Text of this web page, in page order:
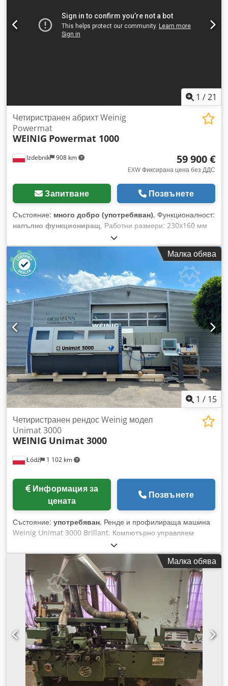
1 /21
Izdebnik 908 km
Четиристранен абрихт Weinig
Powermat
WEINIG Powermat 1000
59 900 €
EXW Фиксирана цена без ДДС
Запитване Позвънете
Състояние: много добро (употребяван), Функционалност:
напълно функциониращ, Работни размери: 230x160 мм
Конфигурация на шпинделите: 1. Долен 11 kW – Powerlock
2. Десен 11 kW – Powerlock 3. Ляв 11 kW – Powerlock 4.
Горен 18,5 kW – Powerlock Dkjdpfx Aszti Dpjdker 5. Долен
11 kW – Powerlock 6. Горен 18,5 kW – Powerlock 7. Долен
15 kW – Powerlock Подаващо устройство – 7,5 kW Обороти
на шпинделите 12 000 об./мин Пневматични притискащи
валяци Подаващо устройство на карданния вал Плавно
регулиране на скоростта на подаване 6/36 м/мин
Автоматична смазка на плота Плот, изработен с
технологията MaratonCoating Управление: PowerCOM с
моторизирано управление на полски език Кабина с
шумоизолация Сензор за вибрации VibroControl
Малка обява
1 / 15
Łódź 1 102 km
Четиристранен рендос Weinig модел
Unimat 3000
WEINIG Unimat 3000
Информация за
цената
Позвънете
Състояние: употребяван, Ренде и профилираща машина
Weinig Unimat 3000 Brillant. Компютърно управляем
професионален център за ренде и профилиращи
операции с CNC-управляеми шпиндели и подаващо
устройство Weinig EM11. Контролният панел е обновен
през 2021 г. с настоящия модел Simatic Panel PC677C-15".
Продажбата се извършва от името на клиента, на място.
Оглед е възможен по предварителна уговорка. Технически
данни: - Шпиндели: 8 - Шпиндел 1: Долу / HSK Powerlock /
12 000 об./мин. - Шпиндел 2: Вдясно / HSK Powerlock /
4000 - 12 000 об./мин. - Шпиндел 3: Вляво / HSK Powerlock
/ 4000 - 12 000 об./мин. - Шпиндел 4: Вдясно / HSK
Powerlock / 4000 - 12 000 об./мин. - Шпиндел 5: Отгоре /
HSK Powerlock / 4000 - 12 000 об./мин. - Шпиндел 6: Долу /
HSK Powerlock / 4000 - 12 000 об./мин. - Шпиндел 7:
Отгоре / HSK Powerlock / 4000 - 12 000 об./мин. - Шпиндел
Малка обява